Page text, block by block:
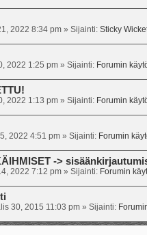
2022 8:34 pm» Sijainti: Sticky
2022 1:25 pm» Sijainti: Forumin
2022 1:13 pm» Sijainti: Forumin
2022 4:51 pm» Sijainti: Forumin
->
2022 7:12 pm» Sijainti: Forumin
30, 2015 11:03 pm» Sijainti: